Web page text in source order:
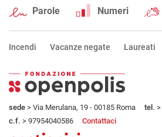
Parole Numeri
Incendi Vacanze negate Laureati
sede > Via Merulana, 19 - 00185 Roma tel.
c.f. > 97954040586 Contattaci